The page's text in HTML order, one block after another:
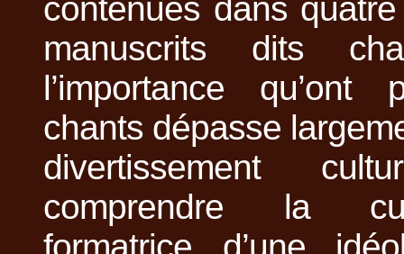
contenues dans
manuscrits dits
l’importance
chants dépasse
divertissement
comprendre la